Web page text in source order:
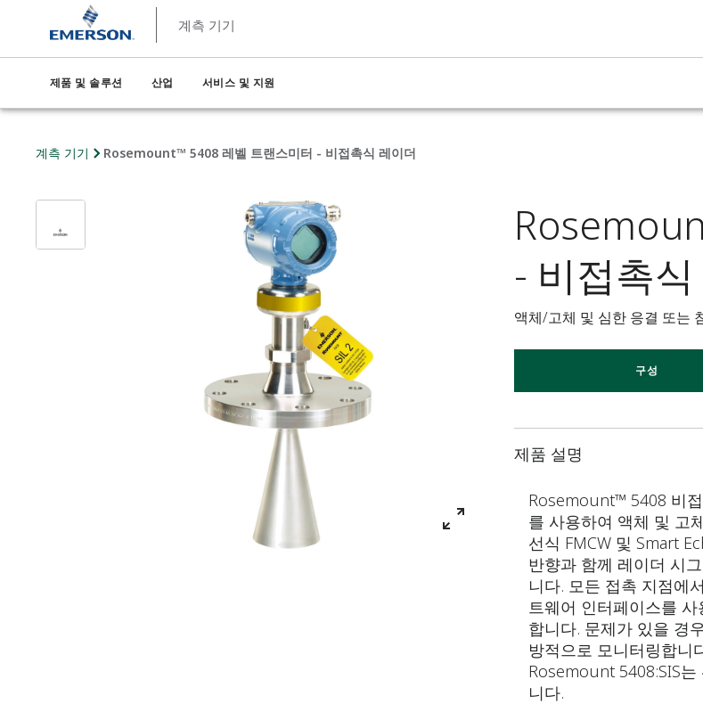
계측 기기
제품 및 솔루션 산업 서비스 및 지원
계측 기기 Rosemount™ 5408 레벨 트랜스미터 - 비접촉식 레이더
- 비접촉
액체/고체 및 심한 응결 또는
구성
제품 설명
Rosemount™ 5408 비
를 사용하여 액체 및 고
선식 FMCW 및 Smart
반향과 함께 레이더 시
니다. 모든 접촉 지점에
트웨어 인터페이스를
합니다. 문제가 있을 경
방적으로 모니터링합니
Rosemount 5408:SIS
니다.